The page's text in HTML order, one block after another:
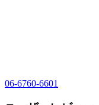
06-6760-6601